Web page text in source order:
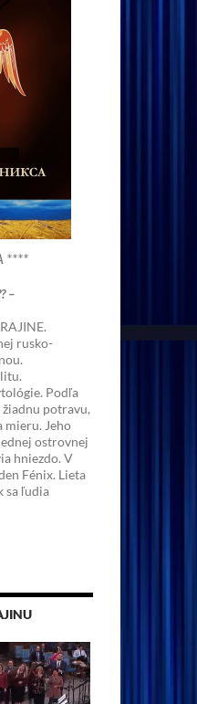
****
–
rusko-
Podľa
potravu,
mieru. Jeho
ostrovnej
hniezdo. V
Fénix. Lieta
sa ľudia